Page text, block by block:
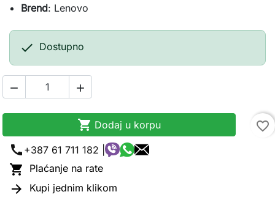
Brend: Lenovo
 Dostupno
 
 Dodaj u korpu
favorite_border
call +387 61 711 182 |
 Plaćanje na rate
 Kupi jednim klikom